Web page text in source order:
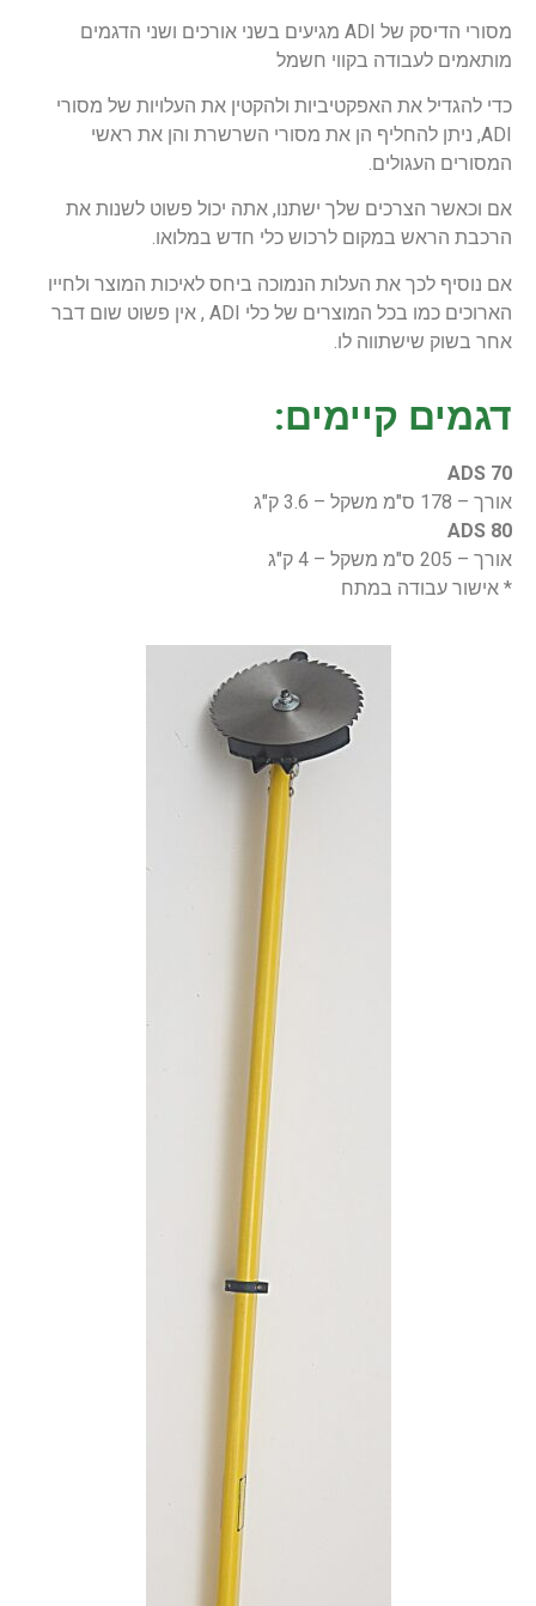
מסורי הדיסק של ADI מגיעים בשני אורכים ושני הדגמים
מותאמים לעבודה בקווי חשמל
כדי להגדיל את האפקטיביות ולהקטין את העלויות של מסורי
ADI, ניתן להחליף הן את מסורי השרשרת והן את ראשי
המסורים העגולים.
אם וכאשר הצרכים שלך ישתנו, אתה יכול פשוט לשנות את
הרכבת הראש במקום לרכוש כלי חדש במלואו.
אם נוסיף לכך את העלות הנמוכה ביחס לאיכות המוצר ולחייו
הארוכים כמו בכל המוצרים של כלי ADI , אין פשוט שום דבר
אחר בשוק שישתווה לו.
דגמים קיימים:
ADS 70
אורך – 178 ס"מ משקל – 3.6 ק"ג
ADS 80
אורך – 205 ס"מ משקל – 4 ק"ג
* אישור עבודה במתח